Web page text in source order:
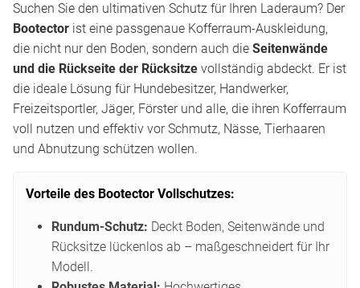
Suchen Sie den ultimativen Schutz für Ihren Laderaum? Der
Bootector ist eine passgenaue Kofferraum-Auskleidung,
die nicht nur den Boden, sondern auch die Seitenwände
und die Rückseite der Rücksitze vollständig abdeckt. Er ist
die ideale Lösung für Hundebesitzer, Handwerker,
Freizeitsportler, Jäger, Förster und alle, die ihren Kofferraum
voll nutzen und effektiv vor Schmutz, Nässe, Tierhaaren
und Abnutzung schützen wollen.
Vorteile des Bootector Vollschutzes:
Rundum-Schutz: Deckt Boden, Seitenwände und
Rücksitze lückenlos ab – maßgeschneidert für Ihr
Modell.